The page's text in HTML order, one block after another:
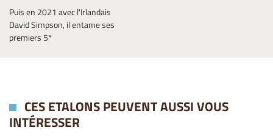
Puis en 2021 avec l'Irlandais
David Simpson, il entame ses
premiers 5*
CES ETALONS PEUVENT AUSSI VOUS
INTÉRESSER